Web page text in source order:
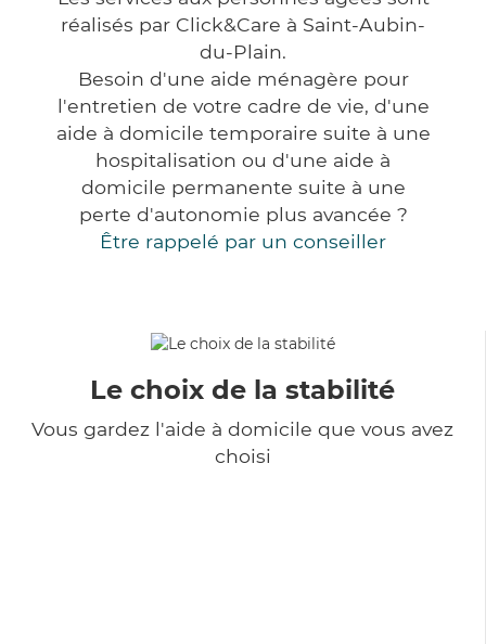
réalisés par Click&Care à Saint-Aubin-
du-Plain.
Besoin d'une aide ménagère pour
l'entretien de votre cadre de vie, d'une
aide à domicile temporaire suite à une
hospitalisation ou d'une aide à
domicile permanente suite à une
perte d'autonomie plus avancée ?
Être rappelé par un conseiller
Le choix de la stabilité
Vous gardez l'aide à domicile que vous avez
choisi